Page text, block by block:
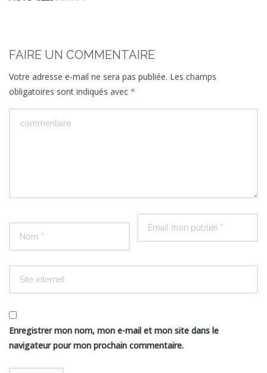
FAIRE UN COMMENTAIRE
Votre adresse e-mail ne sera pas publiée. Les champs
obligatoires sont indiqués avec *
Enregistrer mon nom, mon e-mail et mon site dans le
navigateur pour mon prochain commentaire.